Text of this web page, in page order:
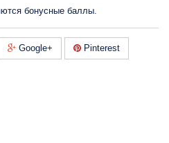
бонусные баллы.
Google+ Pinterest